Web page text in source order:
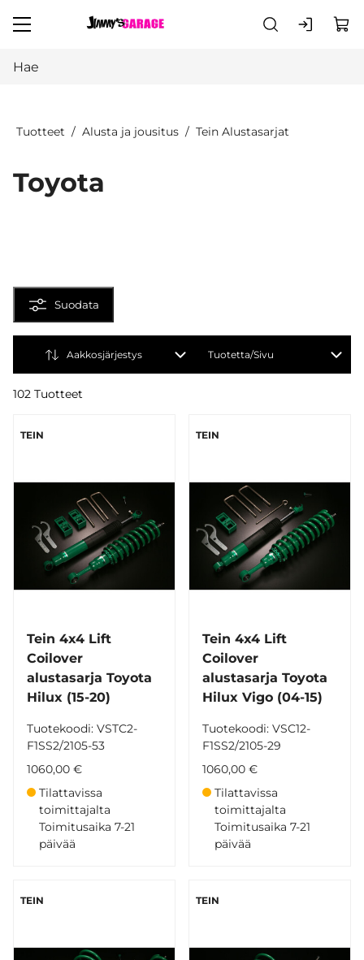
Tuotteet Alusta ja jousitus Tein Alustasarjat
Toyota
Suodata
Aakkosjärjestys Tuotetta/Sivu
102 Tuotteet
TEIN
Tein 4x4 Lift
Coilover
alustasarja Toyota
Hilux (15-20)
Tuotekoodi: VSTC2-
F1SS2/2105-53
1060,00 €
Tilattavissa
toimittajalta
Toimitusaika 7-21
päivää
TEIN
Tein 4x4 Lift
Coilover
alustasarja Toyota
Hilux Vigo (04-15)
Tuotekoodi: VSC12-
F1SS2/2105-29
1060,00 €
Tilattavissa
toimittajalta
Toimitusaika 7-21
päivää
TEIN TEIN